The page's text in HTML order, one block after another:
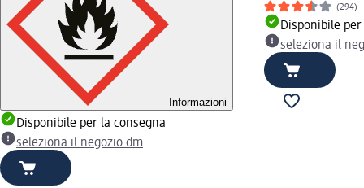
Informazioni
Disponibile per la consegna
seleziona il negozio dm
(294)
Disponibile
seleziona il